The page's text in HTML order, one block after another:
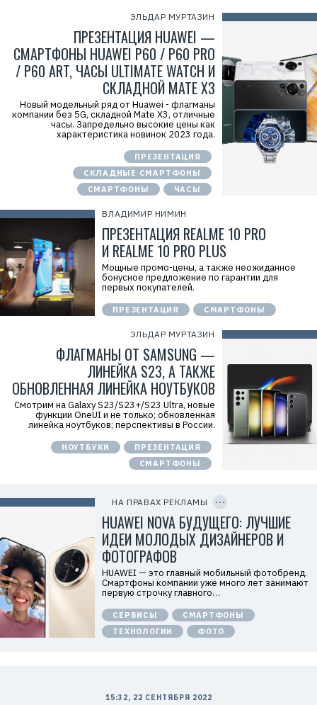
ЭЛЬДАР МУРТАЗИН
ПРЕЗЕНТАЦИЯ HUAWEI —
СМАРТФОНЫ HUAWEI P60 / P60 PRO
/ P60 ART, ЧАСЫ ULTIMATE WATCH И
СКЛАДНОЙ MATE X3
Новый модельный ряд от Huawei - флагманы
компании без 5G, складной Mate X3, отличные
часы. Запредельно высокие цены как
характеристика новинок 2023 года.
ПРЕЗЕНТАЦИЯ
СКЛАДНЫЕ СМАРТФОНЫ
СМАРТФОНЫ
ЧАСЫ
ВЛАДИМИР НИМИН
ПРЕЗЕНТАЦИЯ REALME 10 PRO
И REALME 10 PRO PLUS
Мощные промо-цены, а также неожиданное
бонусное предложение по гарантии для
первых покупателей.
ПРЕЗЕНТАЦИЯ СМАРТФОНЫ
ЭЛЬДАР МУРТАЗИН
ФЛАГМАНЫ ОТ SAMSUNG —
ЛИНЕЙКА S23, А ТАКЖЕ
ОБНОВЛЕННАЯ ЛИНЕЙКА НОУТБУКОВ
Смотрим на Galaxy S23/S23+/S23 Ultra, новые
функции OneUI и не только; обновленная
линейка ноутбуков; перспективы в России.
НОУТБУКИ
ПРЕЗЕНТАЦИЯ
СМАРТФОНЫ
15:32, 22 СЕНТЯБРЯ 2022
НА ПРАВАХ РЕКЛАМЫ
Р
r
2
V
x
y
T
W
M
м
о
д
О
О
О
«
х
к
м
п
а
н
I
HUAWEI NOVA БУДУЩЕГО: ЛУЧШИЕ
ИДЕИ МОЛОДЫХ ДИЗАЙНЕРОВ И
ФОТОГРАФОВ
HUAWEI — это главный мобильный фотобренд.
Смартфоны компании уже много лет занимают
первую строчку главного…
СЕРВИСЫ
СМАРТФОНЫ
ТЕХНОЛОГИИ
ФОТО